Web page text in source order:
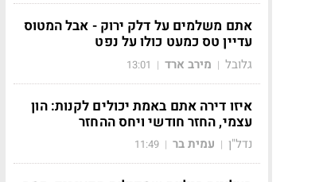
אתם משלמים על דלק ירוק - אבל המטוס
עדיין טס כמעט כולו על נפט
גלובל | מירב ארד |
13:01
איזו דירה אתם באמת יכולים לקנות: הון
עצמי, החזר חודשי ויחס ההחזר
נדל"ן | עמית בר |
11:49